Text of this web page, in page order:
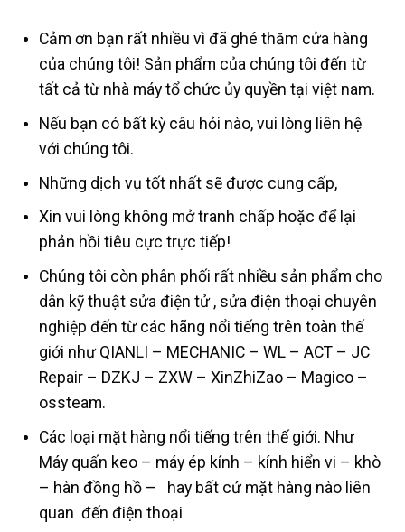
Cảm ơn bạn rất nhiều vì đã ghé thăm cửa hàng
của chúng tôi! Sản phẩm của chúng tôi đến từ
tất cả từ nhà máy tổ chức ủy quyền tại việt nam.
Nếu bạn có bất kỳ câu hỏi nào, vui lòng liên hệ
với chúng tôi.
Những dịch vụ tốt nhất sẽ được cung cấp,
Xin vui lòng không mở tranh chấp hoặc để lại
phản hồi tiêu cực trực tiếp!
Chúng tôi còn phân phối rất nhiều sản phẩm cho
dân kỹ thuật sửa điện tử , sửa điện thoại chuyên
nghiệp đến từ các hãng nổi tiếng trên toàn thế
giới như QIANLI – MECHANIC – WL – ACT – JC
Repair – DZKJ – ZXW – XinZhiZao – Magico –
ossteam.
Các loại mặt hàng nổi tiếng trên thế giới. Như
Máy quấn keo – máy ép kính – kính hiển vi – khò
– hàn đồng hồ – hay bất cứ mặt hàng nào liên
quan đến điện thoại